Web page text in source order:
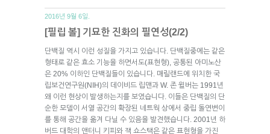
2016년 9월 6일.
[필립 볼] 기묘한 진화의 필연성(2/2)
단백질 역시 이런 성질을 가지고 있습니다. 단백질중에는 같은
형태로 같은 효소 기능을 하면서도(표현형), 공통된 아미노산
은 20% 이하인 단백질들이 있습니다. 매릴랜드에 위치한 국
립보건연구원(NIH)의 데이비드 립맨과 W. 존 윌버는 1991년
왜 이런 현상이 발생하는지를 보였습니다. 이들은 단백질의 단
순한 모델이 서열 공간의 확장된 네트웍 상에서 중립 돌연변이
를 통해 공간을 옮겨 다닐 수 있음을 발견했습니다. 2001년 하
버드 대학의 앤터니 키피와 잭 쇼스택은 같은 표현형을 가진